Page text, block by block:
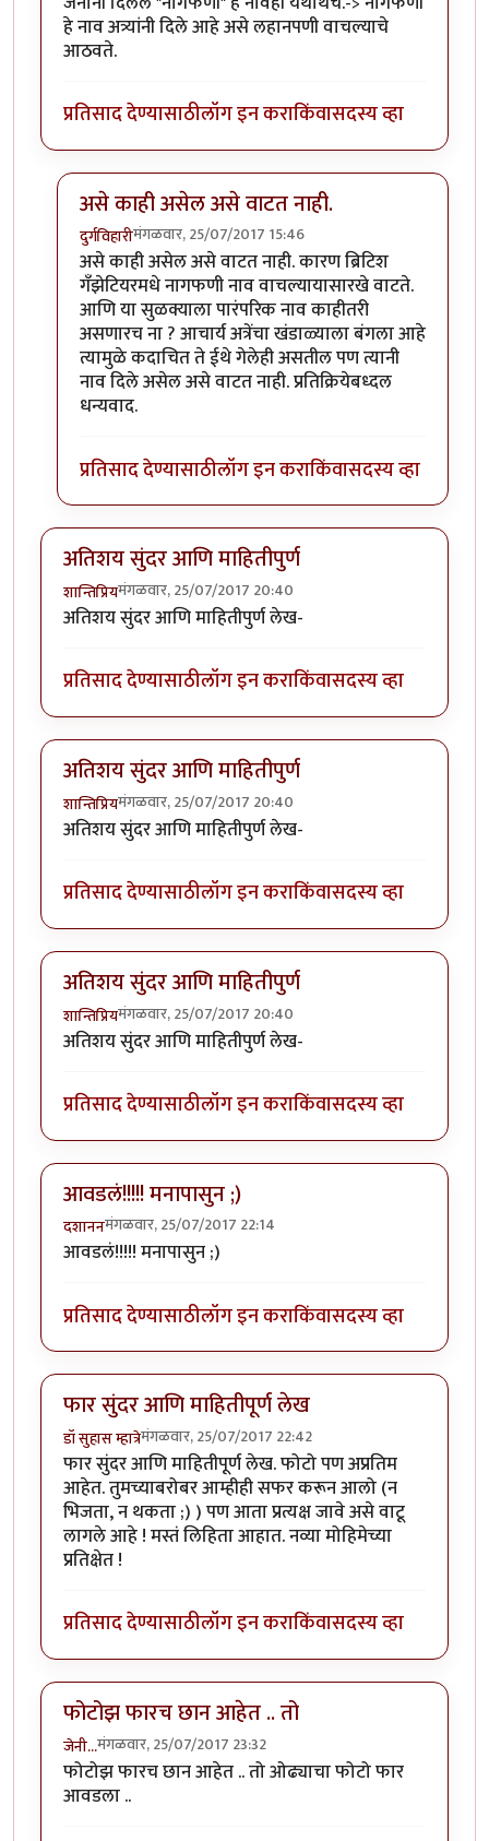
हे नाव अत्र्यांनी दिले आहे असे लहानपणी वाचल्याचे
आठवते.
प्रतिसाद देण्यासाठीलॉग इन कराकिंवासदस्य व्हा
असे काही असेल असे वाटत नाही.
दुर्गविहारीमंगळवार, 25/07/2017 15:46
In reply toनागफणी - प्र. के. अत्रेbyसाबु
असे काही असेल असे वाटत नाही. कारण ब्रिटिश
गँझेटियरमधे नागफणी नाव वाचल्यायासारखे वाटते.
आणि या सुळक्याला पारंपरिक नाव काहीतरी
असणारच ना ? आचार्य अत्रेंचा खंडाळ्याला बंगला आहे
त्यामुळे कदाचित ते ईथे गेलेही असतील पण त्यानी
नाव दिले असेल असे वाटत नाही. प्रतिक्रियेबध्दल
धन्यवाद.
प्रतिसाद देण्यासाठीलॉग इन कराकिंवासदस्य व्हा
अतिशय सुंदर आणि माहितीपुर्ण
शान्तिप्रियमंगळवार, 25/07/2017 20:40
अतिशय सुंदर आणि माहितीपुर्ण लेख-
प्रतिसाद देण्यासाठीलॉग इन कराकिंवासदस्य व्हा
अतिशय सुंदर आणि माहितीपुर्ण
शान्तिप्रियमंगळवार, 25/07/2017 20:40
अतिशय सुंदर आणि माहितीपुर्ण लेख-
प्रतिसाद देण्यासाठीलॉग इन कराकिंवासदस्य व्हा
अतिशय सुंदर आणि माहितीपुर्ण
शान्तिप्रियमंगळवार, 25/07/2017 20:40
अतिशय सुंदर आणि माहितीपुर्ण लेख-
प्रतिसाद देण्यासाठीलॉग इन कराकिंवासदस्य व्हा
आवडलं!!!!! मनापासुन ;)
दशाननमंगळवार, 25/07/2017 22:14
आवडलं!!!!! मनापासुन ;)
प्रतिसाद देण्यासाठीलॉग इन कराकिंवासदस्य व्हा
फार सुंदर आणि माहितीपूर्ण लेख
डॉ सुहास म्हात्रेमंगळवार, 25/07/2017 22:42
फार सुंदर आणि माहितीपूर्ण लेख. फोटो पण अप्रतिम
आहेत. तुमच्याबरोबर आम्हीही सफर करून आलो (न
भिजता, न थकता ;) ) पण आता प्रत्यक्ष जावे असे वाटू
लागले आहे ! मस्तं लिहिता आहात. नव्या मोहिमेच्या
प्रतिक्षेत !
प्रतिसाद देण्यासाठीलॉग इन कराकिंवासदस्य व्हा
फोटोझ फारच छान आहेत .. तो
जेनी...मंगळवार, 25/07/2017 23:32
फोटोझ फारच छान आहेत .. तो ओढ्याचा फोटो फार
आवडला ..